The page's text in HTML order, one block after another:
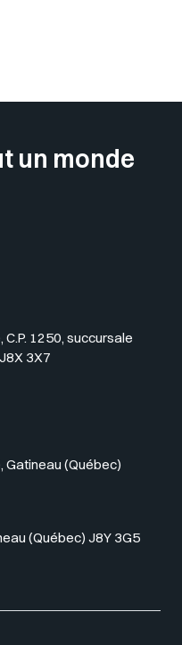
un monde
l'UQO
de l'UQO
1250, succursale
3X7
Gatineau (Québec)
(Québec) J8Y 3G5